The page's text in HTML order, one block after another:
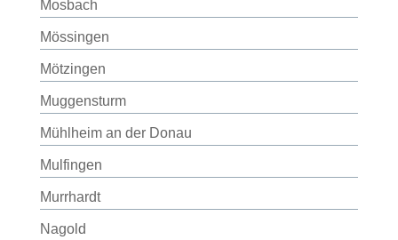
Mosbach
Mössingen
Mötzingen
Muggensturm
Mühlheim an der Donau
Mulfingen
Murrhardt
Nagold